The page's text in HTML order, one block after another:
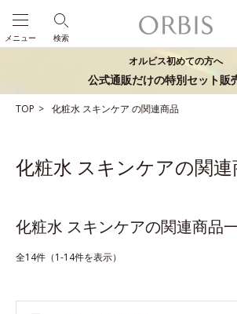
検索
メニュー
オルビス初めての方へ
公式通販だけの特別セット販
TOP 化粧水 スキンケア の関連商品
化粧水 スキンケアの関連
化粧水 スキンケアの関連商品
全14件（1-14件を表示）